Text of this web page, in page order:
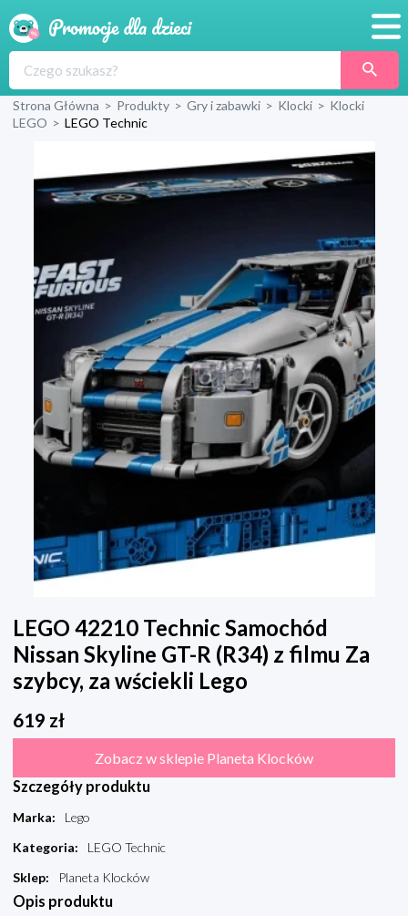
Produkty
Blog
Strona Główna > Produkty > Gry i zabawki > Klocki > Klocki
LEGO > LEGO Technic
LEGO 42210 Technic Samochód
Nissan Skyline GT-R (R34) z filmu Za
szybcy, za wściekli Lego
619 zł
Zobacz w sklepie Planeta Klocków
Szczegóły produktu
Marka:
Lego
Kategoria:
LEGO Technic
Sklep: Planeta Klocków
Opis produktu